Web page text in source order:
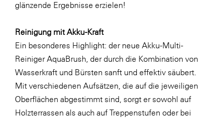
glänzende Ergebnisse erzielen!
Reinigung mit Akku-Kraft
Ein besonderes Highlight: der neue Akku-Multi-
Reiniger AquaBrush, der durch die Kombination von
Wasserkraft und Bürsten sanft und effektiv säubert.
Mit verschiedenen Aufsätzen, die auf die jeweiligen
Oberflächen abgestimmt sind, sorgt er sowohl auf
Holzterrassen als auch auf Treppenstufen oder bei